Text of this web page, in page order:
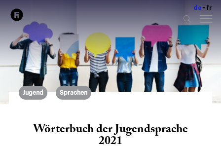
de fr
Jugend Sprachen
Wörterbuch der Jugendsprache
2021